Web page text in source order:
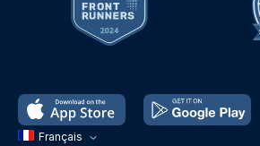
Français